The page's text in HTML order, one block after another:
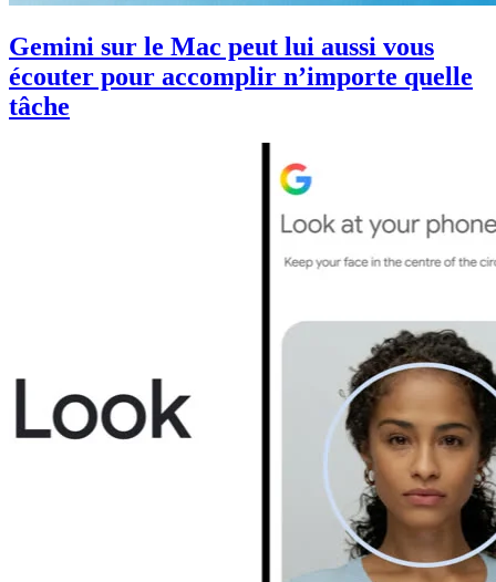
Gemini sur le Mac peut lui aussi vous
écouter pour accomplir n’importe quelle
tâche